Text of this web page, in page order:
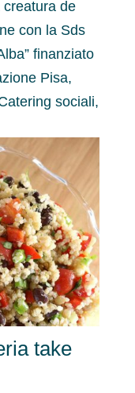
de
con la Sds
finanziato
Pisa,
sociali,
take